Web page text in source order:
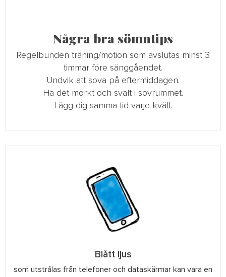
Några bra sömntips
Regelbunden träning/motion som avslutas minst 3
timmar före sänggåendet.
Undvik att sova på eftermiddagen.
Ha det mörkt och svalt i sovrummet.
Lägg dig samma tid varje kväll.
Blått ljus
som utstrålas från telefoner och dataskärmar kan vara en